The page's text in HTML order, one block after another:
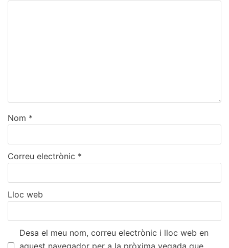
Nom *
Correu electrònic *
Lloc web
Desa el meu nom, correu electrònic i lloc web en
aquest navegador per a la pròxima vegada que